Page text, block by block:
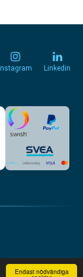
Endast nödvändiga
Instagram Linkedin